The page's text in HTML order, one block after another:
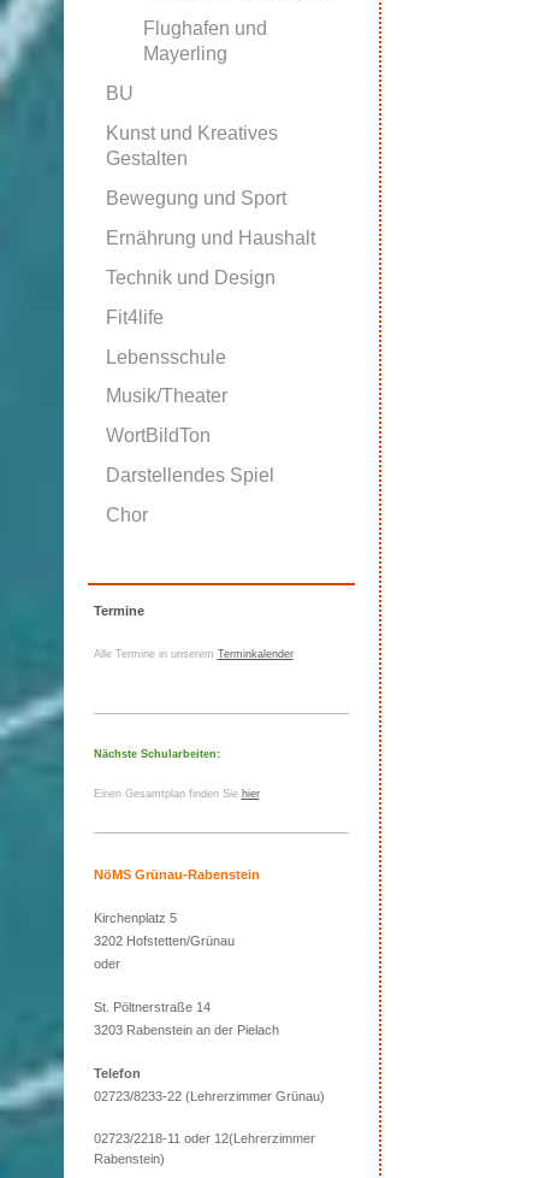
Flughafen und
Mayerling
BU
Kunst und Kreatives
Gestalten
Bewegung und Sport
Ernährung und Haushalt
Technik und Design
Fit4life
Lebensschule
Musik/Theater
WortBildTon
Darstellendes Spiel
Chor
Termine
Alle Termine in unserem Terminkalender
Nächste Schularbeiten:
Einen Gesamtplan finden Sie hier
NöMS Grünau-Rabenstein
Kirchenplatz 5
3202 Hofstetten/Grünau
oder
St. Pöltnerstraße 14
3203 Rabenstein an der Pielach
Telefon
02723/8233-22 (Lehrerzimmer Grünau)
02723/2218-11 oder 12(Lehrerzimmer
Rabenstein)